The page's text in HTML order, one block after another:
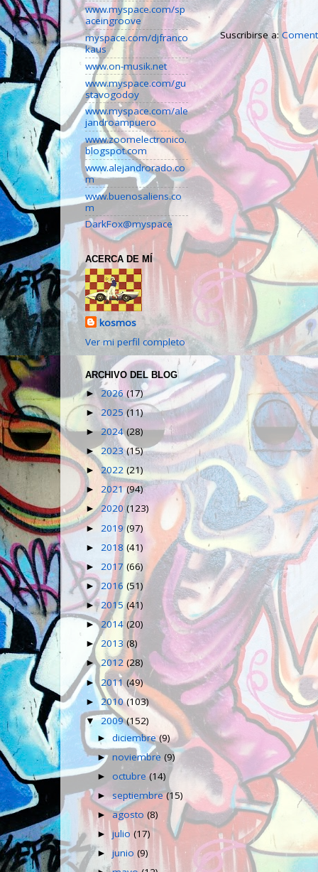
Suscribirse a:
www.myspace.com/sp
aceingroove
myspace.com/djfranco
kaus
www.on-musik.net
www.myspace.com/gu
stavogodoy
www.myspace.com/ale
jandroampuero
www.zoomelectronico.
blogspot.com
www.alejandrorado.co
m
www.buenosaliens.co
m
DarkFox@myspace
ACERCA DE MÍ
kosmos
Ver mi perfil completo
ARCHIVO DEL BLOG
► 2026(17)
► 2025(11)
► 2024(28)
► 2023(15)
►2022(21)
► 2021(94)
►2020(123)
► 2019(97)
► 2018 (41)
► 2017 (66)
► 2016 (51)
►2015(41)
►2014 (20)
► 2013 (8)
►2012(28)
►2011 (49)
► 2010(103)
▼2009(152)
►diciembre(9)
►noviembre(9)
►octubre(14)
►septiembre(15)
►agosto(8)
►julio(17)
►junio(9)